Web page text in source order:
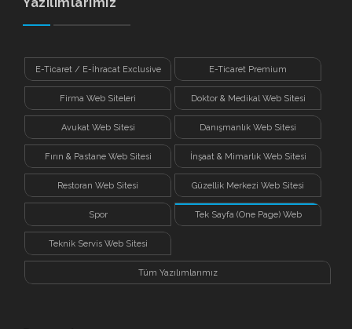
E-Ticaret / E-İhracat Exclusive E-Ticaret Premium
Firma Web Siteleri Doktor & Medikal Web Sitesi
Avukat Web Sitesi Danışmanlık Web Sitesi
Fırın & Pastane Web Sitesi İnşaat & Mimarlık Web Sitesi
Restoran Web Sitesi Güzellik Merkezi Web Sitesi
Spor Tek Sayfa (One Page) Web
Teknik Servis Web Sitesi
Tüm Yazılımlarımız